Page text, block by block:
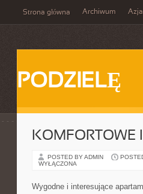
Strona główna Archiwum Azja
PODZIELĘ
KOMFORTOWE
POSTED BY ADMIN
WYŁĄCZONA
Wygodne i interesujące